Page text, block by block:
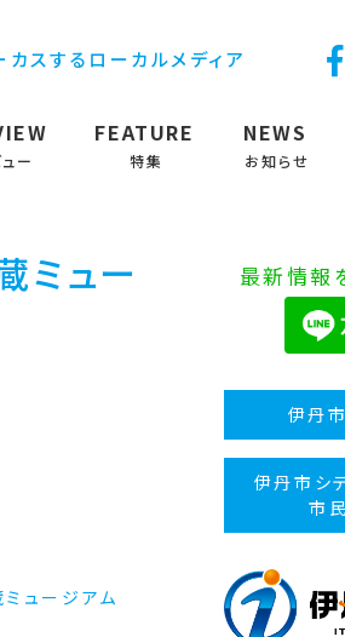
カスするローカルメディア
ー
FEATURE
特集
NEWS
お知らせ
ミュー
ュージアム
最新情報
伊丹
伊丹市シ
市